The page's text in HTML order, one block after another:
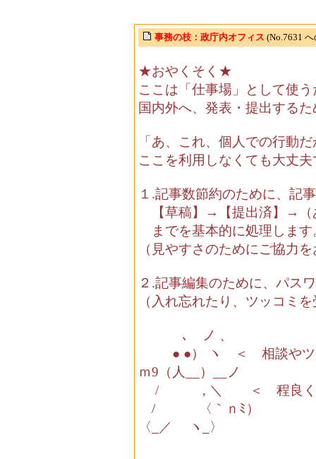
事務の枝：政庁内オフィス (No.7631
★おやくそく★
ここは「仕事場」として使
国内外へ、発表・提出する
「あ、これ、個人での行動
ここを利用しなくても大丈夫
１.記事数節約のために、記
【草稿】→【提出済】→（
までを基本的に処理します
（見やすさのためにご協力
２.記事編集のために、パス
（入れ忘れたり、ツッコミ
､ ノ 、
● ●） ヽ ＜ 相談やツッ
ｍ9（人__）__ノ
/ , ＼ ＜ 程良くテキ
/ 〈｀ｎﾐ）
〈_／ ヽ_〉